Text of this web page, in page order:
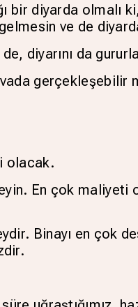
bir diyarda olmalı
ve de
diyarını da
gerçekleşebilir
olacak.
En çok maliyeti
Binayı en çok